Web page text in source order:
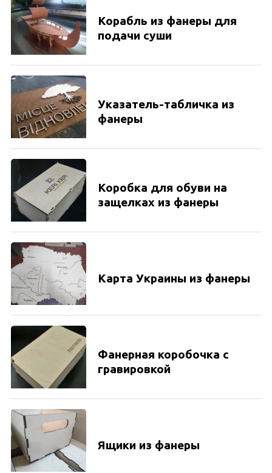
Корабль из фанеры для
подачи суши
Указатель-табличка из
фанеры
Коробка для обуви на
защелках из фанеры
Карта Украины из фанеры
Фанерная коробочка с
гравировкой
Ящики из фанеры